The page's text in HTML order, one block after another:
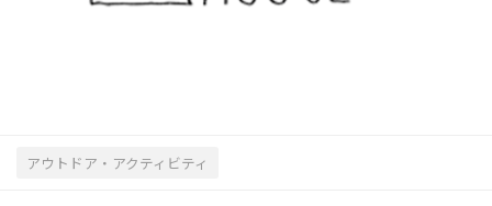
アウトドア・アクティビティ